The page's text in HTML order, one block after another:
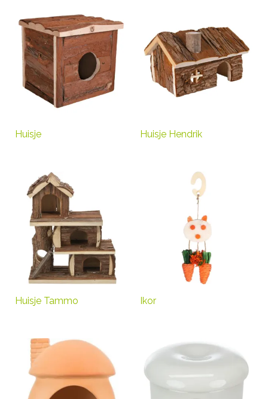
Huisje Huisje Hendrik
Huisje Tammo Ikor